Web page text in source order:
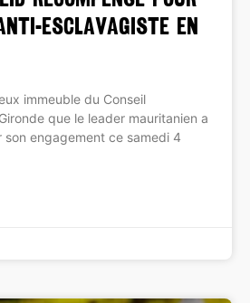
esclavagiste en
immeuble du Conseil
que le leader mauritanien a
engagement ce samedi 4